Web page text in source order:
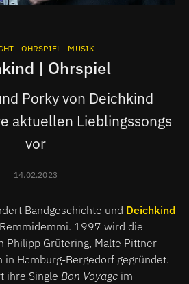
OHRSPIEL MUSIK
| Ohrspiel
Porky von Deichkind
aktuellen Lieblingssongs
vor
14.02.2023
Bandgeschichte und Deichkind
1997 wird die
Philipp Grütering, Malte Pittner
in Hamburg-Bergedorf gegründet.
ihre Single Bon Voyage im